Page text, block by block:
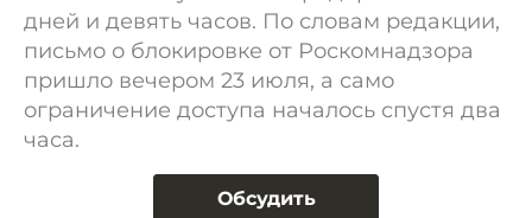
дней и девять часов. По словам редакции,
письмо о блокировке от Роскомнадзора
пришло вечером 23 июля, а само
ограничение доступа началось спустя два
часа.
Обсудить